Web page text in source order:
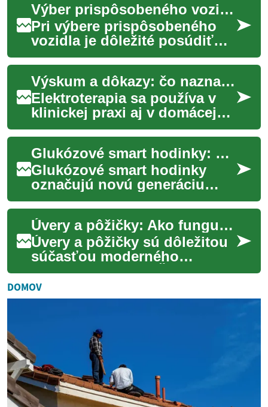
Výber prispôsobeného vozidla: čo zvážiť pred kúpou
Pri výbere prispôsobeného
vozidla je dôležité posúdiť
fyzické potreby, plánované
použitie a prostredie, v
ktorom bude...
Výskum a dôkazy: čo naznačujú štúdie o elektroterapii
Elektroterapia sa používa v
klinickej praxi aj v domácej
starostlivosti na zmiernenie
bolesti a podporu
rehabilitácie...
Glukózové smart hodinky: ako fungujú a čo očakávať
Glukózové smart hodinky
označujú novú generáciu
nositeľných zariadení, ktoré
sa snažia zjednodušiť
sledovanie hladiny...
Úvery a pôžičky: Ako fungujú a čo je potrebné vedieť
Úvery a pôžičky sú dôležitou
súčasťou moderného
finančného sveta. Či už
potrebujete financovať väčší
nákup, prekonať ...
DOMOV